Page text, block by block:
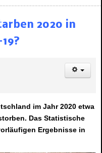
2020 in
im Jahr 2020 etwa
Das Statistische
Ergebnisse in